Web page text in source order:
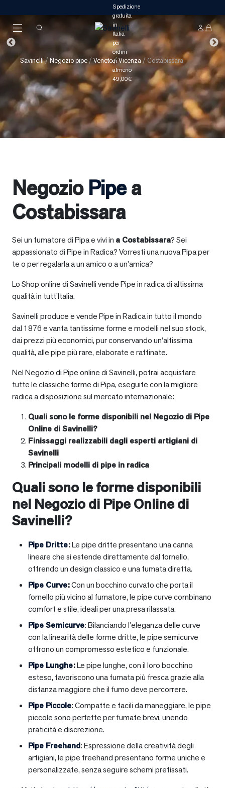
Savinelli/ Negozio pipe/Veneto/Vicenza / Costabissara
Negozio Pipea
Costabissara
Sei un fumatore di Pipa e vivi in a Costabissara? Sei
appassionato di Pipe in Radica? Vorresti una nuova Pipa per
te o per regalarla a un amico o a un’amica?
Lo Shop online di Savinelli vende Pipe in radica di altissima
qualità in tutt’Italia.
Savinelli produce e vende Pipe in Radica in tutto il mondo
dal 1876 e vanta tantissime forme e modelli nel suo stock,
dai prezzi più economici, pur conservando un’altissima
qualità, alle pipe più rare, elaborate e raffinate.
Nel Negozio di Pipe online di Savinelli, potrai acquistare
tutte le classiche forme di Pipa, eseguite con la migliore
radica a disposizione sul mercato internazionale:
Quali sono le forme disponibili nel Negozio di Pipe
Online di Savinelli?
Finissaggi realizzabili dagli esperti artigiani di
Savinelli
Principali modelli di pipe in radica
Quali sono le forme disponibili
nel Negozio di Pipe Online di
Savinelli?
Pipe Dritte:Le pipe dritte presentano una canna
lineare che si estende direttamente dal fornello,
offrendo un design classico e una fumata diretta.
Pipe Curve:Con un bocchino curvato che porta il
fornello più vicino al fumatore, le pipe curve combinano
comfort e stile, ideali per una presa rilassata.
Pipe Semicurve: Bilanciando l’eleganza delle curve
con la linearità delle forme dritte, le pipe semicurve
offrono un compromesso estetico e funzionale.
Pipe Lunghe:Le pipe lunghe, con il loro bocchino
esteso, favoriscono una fumata più fresca grazie alla
distanza maggiore che il fumo deve percorrere.
Pipe Piccole: Compatte e facili da maneggiare, le pipe
piccole sono perfette per fumate brevi, unendo
praticità e discrezione.
Pipe Freehand: Espressione della creatività degli
artigiani, le pipe freehand presentano forme uniche e
personalizzate, senza seguire schemi prefissati.